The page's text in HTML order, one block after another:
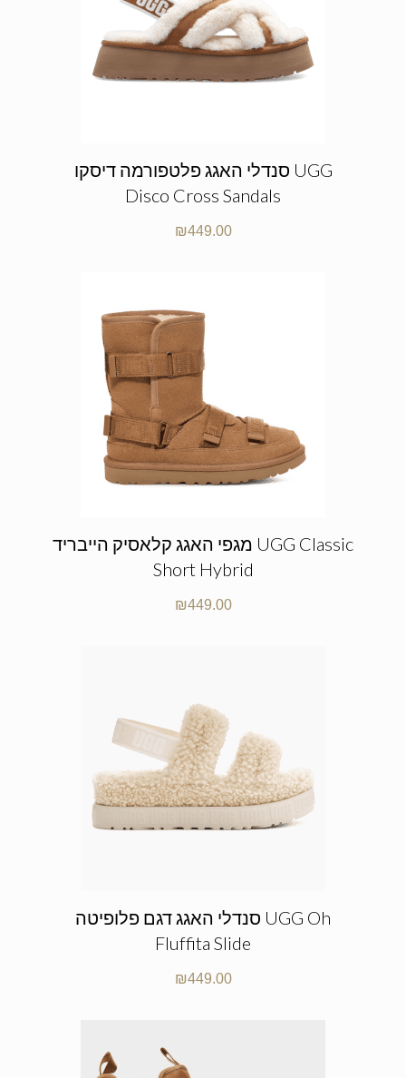
סנדלי האגג פלטפורמה דיסקו UGG
Disco Cross Sandals
₪449.00
מגפי האגג קלאסיק הייבריד UGG Classic
Short Hybrid
₪449.00
סנדלי האגג דגם פלופיטה UGG Oh
Fluffita Slide
₪449.00